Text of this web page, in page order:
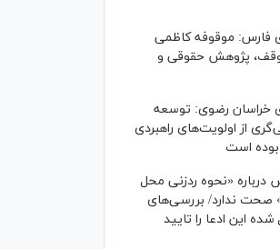
فارس: موقوفه کاظمی
وقف، پژوهش حقوقی و
خراسان رضوی: توسعه
از اولویت‌های راهبردی
است
درباره «نحوه ردزنی محل
صحت ندارد/ بررسی‌های
این ادعا را تایید